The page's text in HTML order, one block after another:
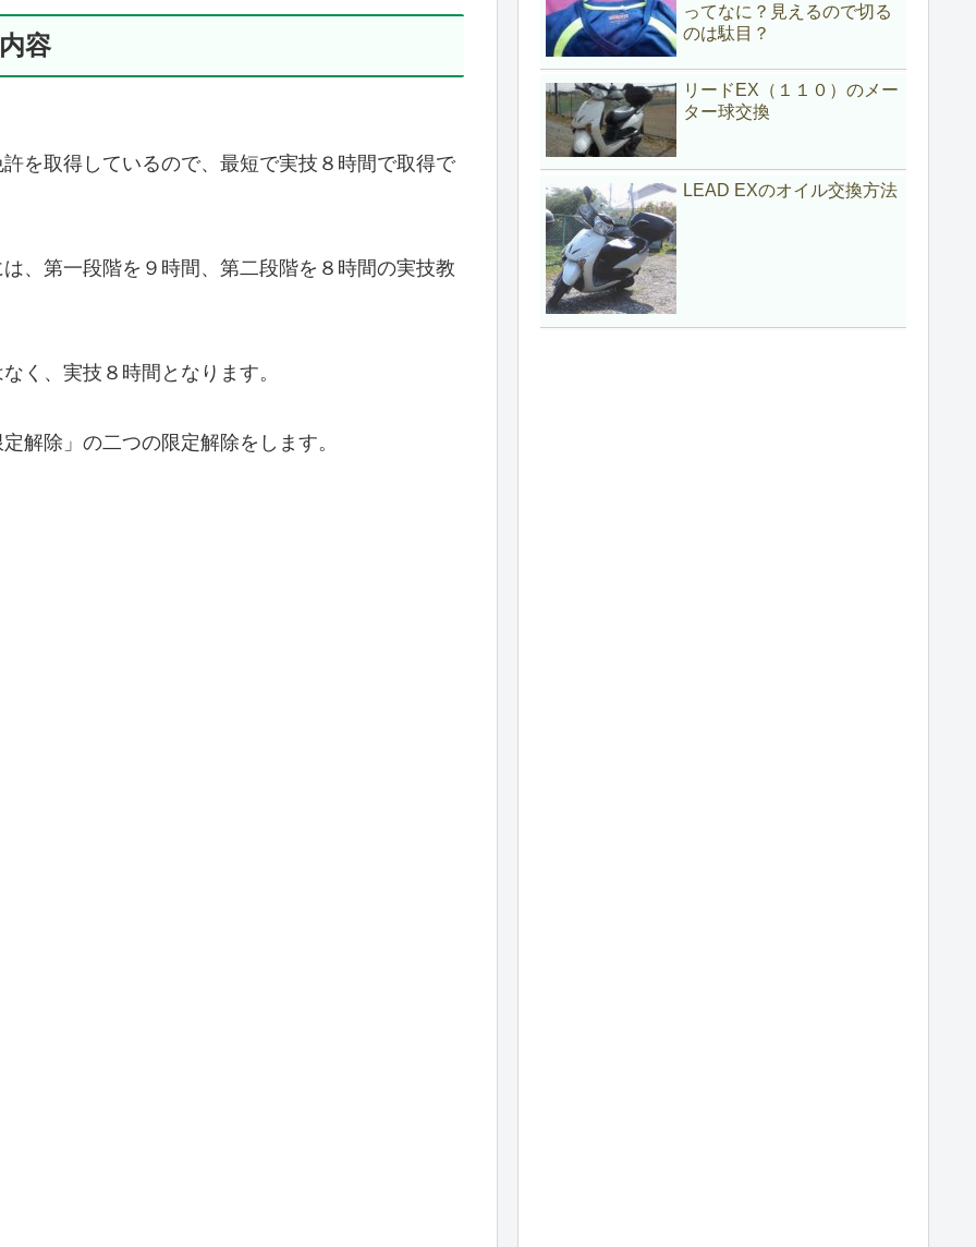
容
を取得しているので、最短で実技８時間で取得で
、第一段階を９時間、第二段階を８時間の実技教
く、実技８時間となります。
解除」の二つの限定解除をします。
ってなに？見えるので切る
のは駄目？
リードEX（１１０）のメー
ター球交換
LEAD EXのオイル交換方法